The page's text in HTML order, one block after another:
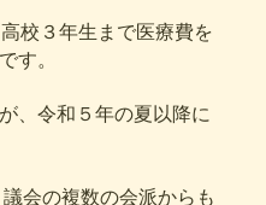
校３年生まで医療費を
す。
、令和５年の夏以降に
会の複数の会派からも